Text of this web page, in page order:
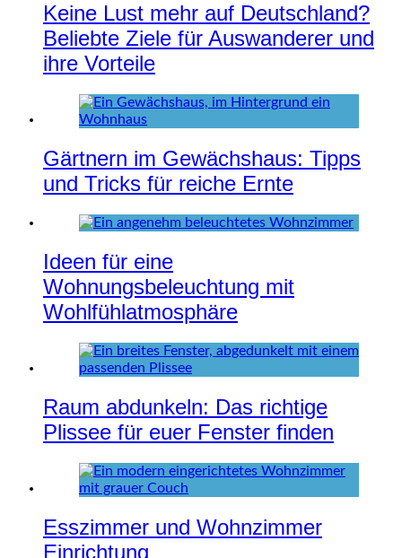
Keine Lust mehr auf Deutschland?
Beliebte Ziele für Auswanderer und
ihre Vorteile
Gärtnern im Gewächshaus: Tipps
und Tricks für reiche Ernte
Ideen für eine
Wohnungsbeleuchtung mit
Wohlfühlatmosphäre
Raum abdunkeln: Das richtige
Plissee für euer Fenster finden
Esszimmer und Wohnzimmer
Einrichtung